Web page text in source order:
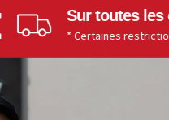
Sur toutes les
* Certaines restrictions